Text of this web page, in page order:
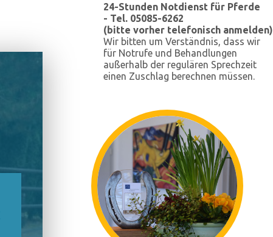
24-Stunden Notdienst für Pferde
- Tel. 05085-6262
(bitte vorher telefonisch anmelden)
Wir bitten um Verständnis, dass wir
für Notrufe und Behandlungen
außerhalb der regulären Sprechzeit
einen Zuschlag berechnen müssen.